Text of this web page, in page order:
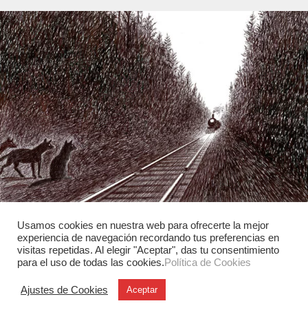
Gráfica y Comunicación
Las singulares ilustraciones de Guy
Billout
Usamos cookies en nuestra web para ofrecerte la mejor
experiencia de navegación recordando tus preferencias en
visitas repetidas. Al elegir "Aceptar", das tu consentimiento
para el uso de todas las cookies.Política de Cookies
Ajustes de Cookies Aceptar